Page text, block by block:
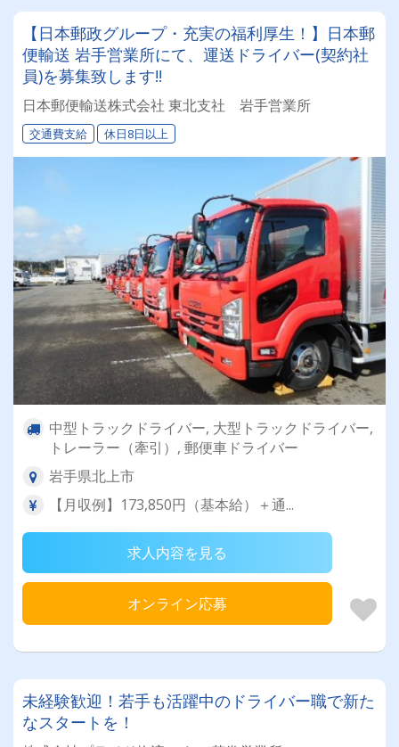
【日本郵政グループ・充実の福利厚生！】日本郵
便輸送 岩手営業所にて、運送ドライバー(契約社
員)を募集致します!!
日本郵便輸送株式会社 東北支社 岩手営業所
交通費支給 休日8日以上
中型トラックドライバー, 大型トラックドライバー,
トレーラー（牽引）, 郵便車ドライバー
岩手県北上市
【月収例】173,850円（基本給）＋通...
求人内容を見る
オンライン応募
未経験歓迎！若手も活躍中のドライバー職で新た
なスタートを！